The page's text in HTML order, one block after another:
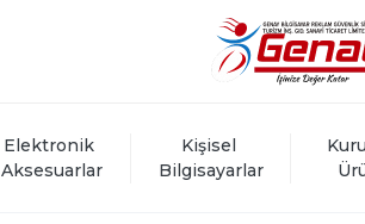
Elektronik
Aksesuarlar
Kişisel
Bilgisayarlar